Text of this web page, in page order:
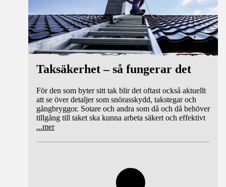
Taksäkerhet – så fungerar det
För den som byter sitt tak blir det oftast också aktuellt
att se över detaljer som snörasskydd, takstegar och
gångbryggor. Sotare och andra som då och då behöver
tillgång till taket ska kunna arbeta säkert och effektivt
...mer